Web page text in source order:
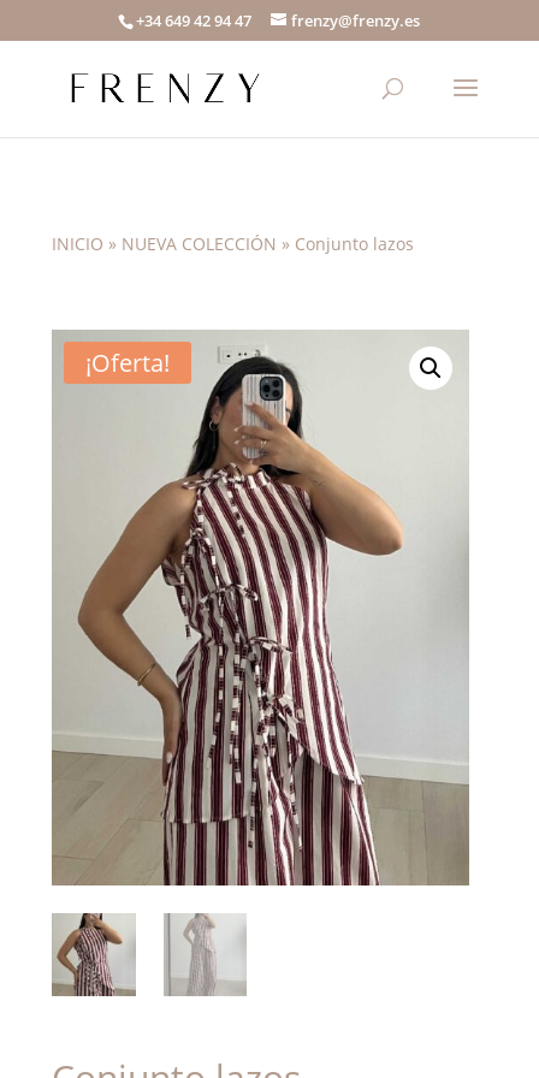
+34 649 42 94 47 frenzy@frenzy.es
INICIO » NUEVA COLECCIÓN » Conjunto lazos
¡Oferta!